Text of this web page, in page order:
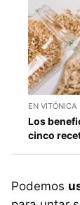
EN VITÓNICA
Los
cinco
Podemos